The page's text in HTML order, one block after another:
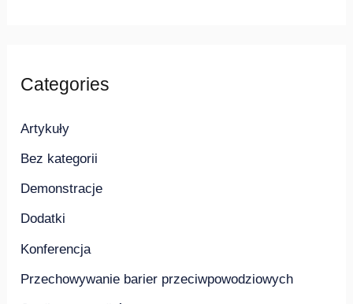
Categories
Artykuły
Bez kategorii
Demonstracje
Dodatki
Konferencja
Przechowywanie barier przeciwpowodziowych